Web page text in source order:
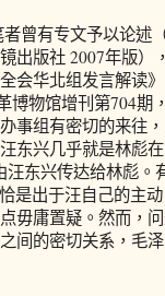
曾有专文予以论述
出版社 2007年版）
会华北组发言解读
博物馆增刊第704期
事组有密切的来往
东兴几乎就是林彪
东兴传达给林彪。
是出于汪自己的主
毋庸置疑。然而，
间的密切关系，毛